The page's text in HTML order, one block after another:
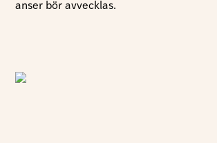
anser bör avvecklas.